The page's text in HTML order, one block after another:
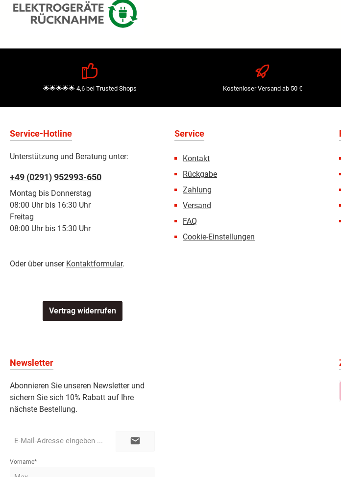
🌟🌟🌟🌟🌟 4,6 bei Trusted Shops Kostenloser Versand ab 50 €
Service-Hotline
Unterstützung und Beratung unter:
+49 (0291) 952993-650
Montag bis Donnerstag
08:00 Uhr bis 16:30 Uhr
Freitag
08:00 Uhr bis 15:30 Uhr
Oder über unser Kontaktformular.
Vertrag widerrufen
Service
Kontakt
Rückgabe
Zahlung
Versand
FAQ
Cookie-Einstellungen
Newsletter
Abonnieren Sie unseren Newsletter und
sichern Sie sich 10% Rabatt auf Ihre
nächste Bestellung.
Mail-
Vorname*